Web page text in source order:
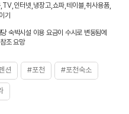
인터넷,냉장고,쇼파,테이블,취사용품,
기
숙박시설 이용 요금이 수시로 변동됨에
조 요망
션 #포천 #포천숙소